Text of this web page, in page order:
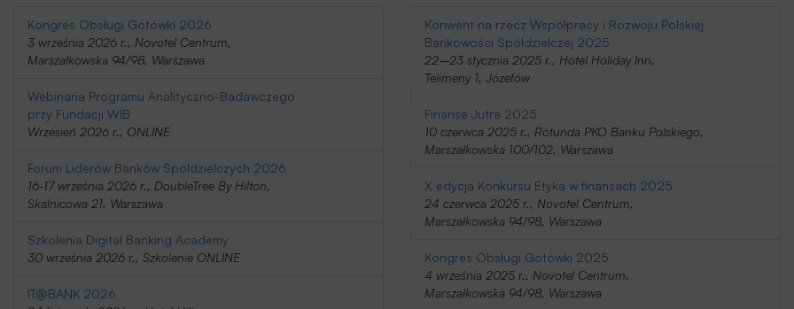
Kongres Obsługi Gotówki 2026
3 września 2026 r., Novotel Centrum,
Marszałkowska 94/98, Warszawa
Webinaria Programu Analityczno-Badawczego
przy Fundacji WIB
Wrzesień 2026 r., ONLINE
Forum Liderów Banków Spółdzielczych 2026
16-17 września 2026 r., DoubleTree By Hilton,
Skalnicowa 21, Warszawa
Szkolenia Digital Banking Academy
30 września 2026 r., Szkolenie ONLINE
IT@BANK 2026
Konwent na rzecz Współpracy i Rozwoju Polskiej
Bankowości Spółdzielczej 2025
22–23 stycznia 2025 r., Hotel Holiday Inn,
Telimeny 1, Józefów
Finanse Jutra 2025
10 czerwca 2025 r., Rotunda PKO Banku Polskiego,
Marszałkowska 100/102, Warszawa
X edycja Konkursu Etyka w finansach 2025
24 czerwca 2025 r., Novotel Centrum,
Marszałkowska 94/98, Warszawa
Kongres Obsługi Gotówki 2025
4 września 2025 r., Novotel Centrum,
Marszałkowska 94/98, Warszawa